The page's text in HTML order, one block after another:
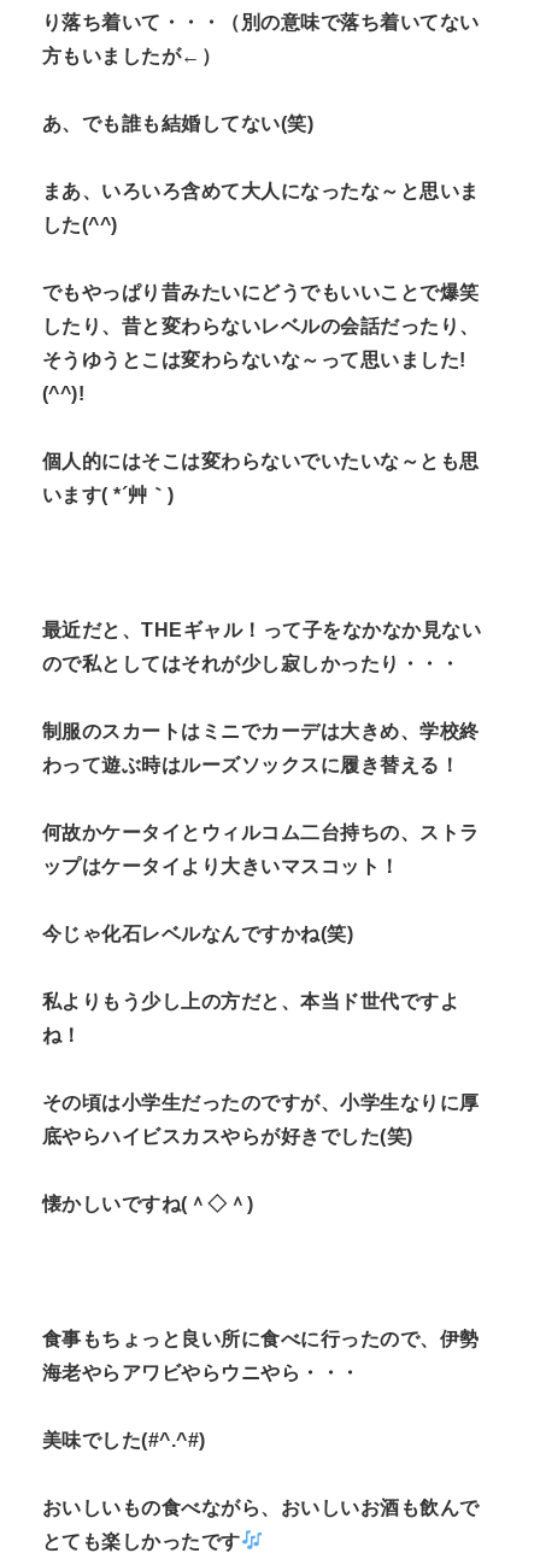
り落ち着いて・・・（別の意味で落ち着いてない
方もいましたが←）
あ、でも誰も結婚してない(笑)
まあ、いろいろ含めて大人になったな～と思いま
した(^^)
でもやっぱり昔みたいにどうでもいいことで爆笑
したり、昔と変わらないレベルの会話だったり、
そうゆうとこは変わらないな～って思いました!
(^^)!
個人的にはそこは変わらないでいたいな～とも思
います( *´艸｀)
最近だと、THEギャル！って子をなかなか見ない
ので私としてはそれが少し寂しかったり・・・
制服のスカートはミニでカーデは大きめ、学校終
わって遊ぶ時はルーズソックスに履き替える！
何故かケータイとウィルコム二台持ちの、ストラ
ップはケータイより大きいマスコット！
今じゃ化石レベルなんですかね(笑)
私よりもう少し上の方だと、本当ド世代ですよ
ね！
その頃は小学生だったのですが、小学生なりに厚
底やらハイビスカスやらが好きでした(笑)
懐かしいですね(＾◇＾)
食事もちょっと良い所に食べに行ったので、伊勢
海老やらアワビやらウニやら・・・
美味でした(#^.^#)
おいしいもの食べながら、おいしいお酒も飲んで
とても楽しかったです